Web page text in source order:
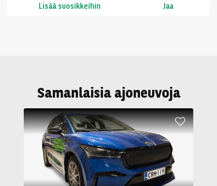
Lisää suosikkeihin Jaa
Samanlaisia ajoneuvoja